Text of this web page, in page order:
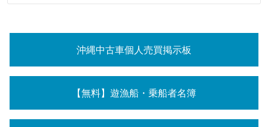
沖縄中古車個人売買掲示板
【無料】遊漁船・乗船者名簿